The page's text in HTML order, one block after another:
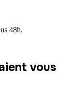
48h.
vous